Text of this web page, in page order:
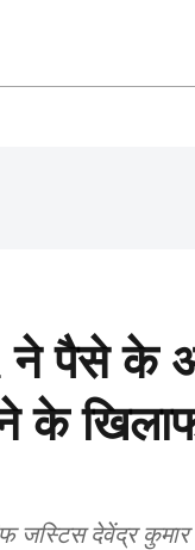
पैसे के
खिलाफ
जस्टिस देवेंद्र